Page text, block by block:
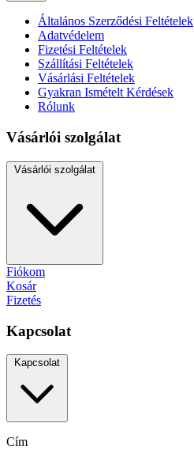
Általános Szerződési Feltételek
Adatvédelem
Fizetési Feltételek
Szállítási Feltételek
Vásárlási Feltételek
Gyakran Ismételt Kérdések
Rólunk
Vásárlói szolgálat
Vásárlói szolgálat
Fiókom
Kosár
Fizetés
Kapcsolat
Kapcsolat
Cím